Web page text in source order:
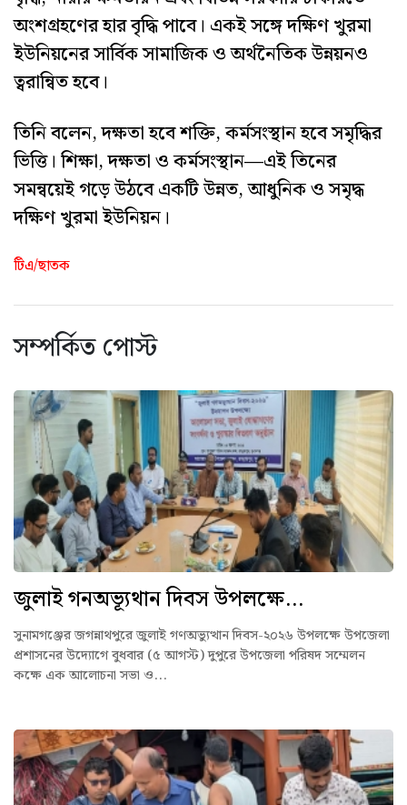
অংশগ্রহণের হার বৃদ্ধি পাবে। একই সঙ্গে দক্ষিণ খুরমা
ইউনিয়নের সার্বিক সামাজিক ও অর্থনৈতিক উন্নয়নও
ত্বরান্বিত হবে।
তিনি বলেন, দক্ষতা হবে শক্তি, কর্মসংস্থান হবে সমৃদ্ধির
ভিত্তি। শিক্ষা, দক্ষতা ও কর্মসংস্থান—এই তিনের
সমন্বয়েই গড়ে উঠবে একটি উন্নত, আধুনিক ও সমৃদ্ধ
দক্ষিণ খুরমা ইউনিয়ন।
টিএ/ছাতক
সম্পর্কিত পোস্ট
জুলাই গনঅভ্যূথান দিবস উপলক্ষে...
সুনামগঞ্জের জগন্নাথপুরে জুলাই গণঅভ্যুত্থান দিবস-২০২৬ উপলক্ষে উপজেলা
প্রশাসনের উদ্যোগে বুধবার (৫ আগস্ট) দুপুরে উপজেলা পরিষদ সম্মেলন
কক্ষে এক আলোচনা সভা ও...